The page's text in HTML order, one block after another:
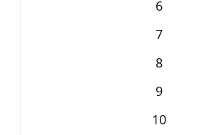
6
7
8
9
10